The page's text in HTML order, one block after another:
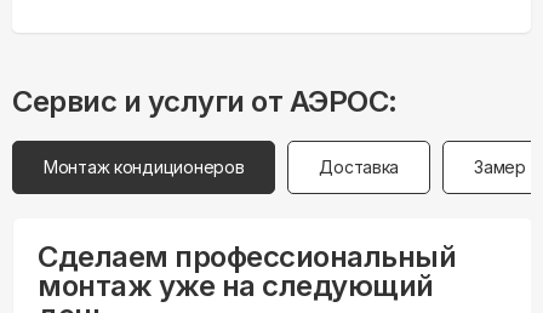
Сервис и услуги от АЭРОС:
Монтаж кондиционеров Доставка Замер
Сделаем профессиональный
монтаж уже на следующий